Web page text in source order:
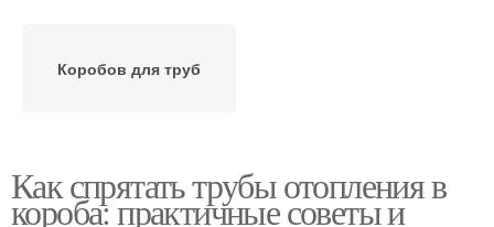
Коробов для труб
Как спрятать трубы отопления в
короба: практичные советы и